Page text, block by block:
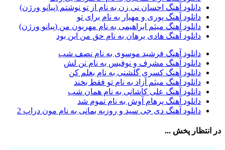
آرش ای پی2
آرش تشکری1
آرش جلالی و آقا فرا1
آرش حسینی1
آرش خان احمدی
آرش داوری1
آرش رادان1
آرش رستمى1
آرش شعبانی2
آرش عزیزی1
آرش عنقا1
آرش فرخزاد1
آرش قیصر خواه
دانلود آهنگ احسان نی زن به نام از تو نوشتم (پیانو ورژن)
دانلود آهنگ پوری و مهیار به نام برای تو
دانلود آهنگ میثم ابراهیمی به نام مهربون من (پیانو ورژن)
دانلود آهنگ هادی برهان به نام حق من این بود
دانلود آهنگ فرشید موسوی به نام نصف شب
دانلود آهنگ مشرف و نوفیس به نام تن لش
دانلود آهنگ کسری گلشنی به نام بغلم کن
دانلود آهنگ میثم آزاد به نام تو فقط بخند
دانلود آهنگ علی کاشانی به نام همان شب
دانلود آهنگ پرهام آوش به نام تموم شد
دانلود آهنگ دی جی سید و روزبه بمانی به نام مون دراپ 2
در انتظار پخش ...